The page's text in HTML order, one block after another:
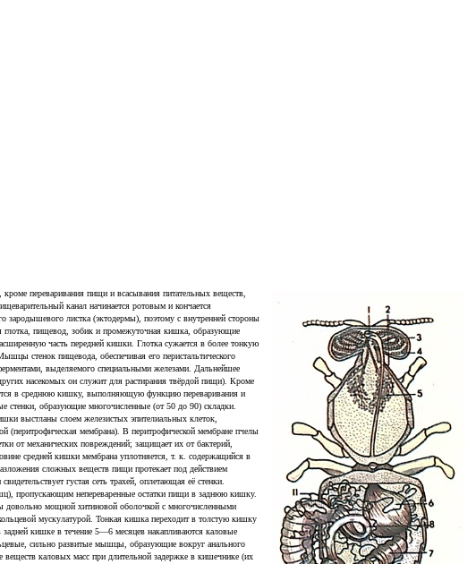
переваривания пищи и всасывания питательных веществ,
канал начинается ротовым и кончается
зародышевого листка (эктодермы), поэтому с внутренней стороны
глотка, пищевод, зобик и промежуточная кишка, образующие
часть передней кишки. Глотка сужается в более тонкую
стенок пищевода, обеспечивая его перистальтического
выделяемого специальными железами. Дальнейшее
насекомых он служит для растирания твёрдой пищи). Кроме
в среднюю кишку, выполняющую функцию переваривания и
стенки, образующие многочисленные (от 50 до 90) складки.
выстланы слоем железистых эпителиальных клеток,
(перитрофическая мембрана). В перитрофической мембране пчелы
от механических повреждений; защищает их от бактерий,
средней кишки мембрана уплотняется, т. к. содержащийся в
сложных веществ пищи протекает под действием
густая сеть трахей, оплетающая её стенки.
пропускающим непереваренные остатки пищи в заднюю кишку.
довольно мощной хитиновой оболочкой с многочисленными
мускулатурой. Тонкая кишка переходит в толстую кишку
кишке в течение 5—6 месяцев накапливаются каловые
сильно развитые мышцы, образующие вокруг анального
каловых масс при длительной задержке в кишечнике (их